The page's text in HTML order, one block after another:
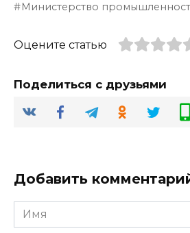
Министерство
Оцените статью
Поделиться с друзьями
Добавить
Имя
*